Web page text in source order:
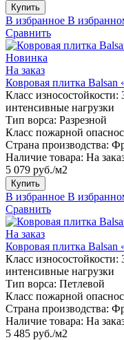
Купить
В избранное В
Сравнить
Новинка
На заказ
Ковровая плитка Balsan
Класс износостойкости:
интенсивные нагрузки
Тип ворса: Разрезной
Класс пожарной
Страна производства:
Наличие товара: На
5 079 руб./м2
Купить
В избранное В
Сравнить
На заказ
Ковровая плитка Balsan
Класс износостойкости:
интенсивные нагрузки
Тип ворса: Петлевой
Класс пожарной
Страна производства:
Наличие товара: На
5 485 руб./м2